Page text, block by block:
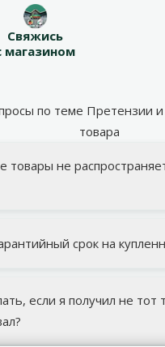
Свяжись
магазином
по теме Претензии и
товара
товары не
срок на
если я получил не тот